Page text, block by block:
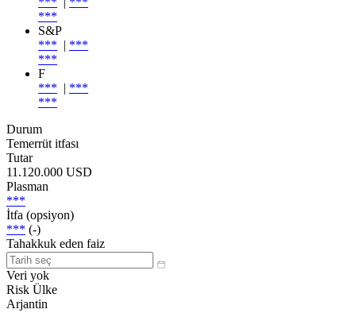
***
S&P
*** | ***
***
F
*** | ***
***
Durum
Temerrüt itfası
Tutar
11.120.000 USD
Plasman
***
İtfa (opsiyon)
*** (-)
Tahakkuk eden faiz
Veri yok
Risk Ülke
Arjantin